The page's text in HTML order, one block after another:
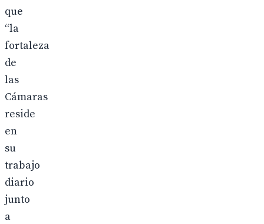
que
“la
fortaleza
de
las
Cámaras
reside
en
su
trabajo
diario
junto
a